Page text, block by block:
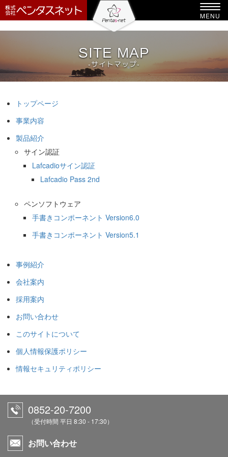
-->
MENU
SITE MAP
-サイトマップ-
トップページ
事業内容
製品紹介
サイン認証
Lafcadioサイン認証
Lafcadio Pass 2nd
ペンソフトウェア
手書きコンポーネント Version6.0
手書きコンポーネント Version5.1
事例紹介
会社案内
採用案内
お問い合わせ
このサイトについて
個人情報保護ポリシー
情報セキュリティポリシー
0852-20-7200
（受付時間 平日 8:30 - 17:30）
お問い合わせ